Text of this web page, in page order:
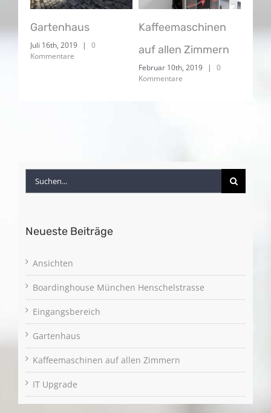
Gartenhaus
Juli 16th, 2019 |
0
Kommentare
Kaffeemaschinen
auf allen Zimmern
Februar 10th, 2019 |
0
Kommentare
nach:
Neueste Beiträge
Ansichten
Boardinghouse München Henschelstrasse
Eingangsbereich
Gartenhaus
Kaffeemaschinen auf allen Zimmern
IT Upgrade